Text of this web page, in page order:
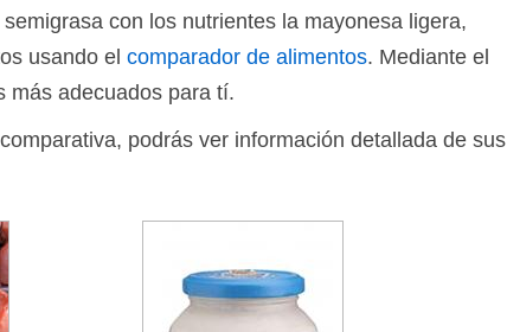
con los nutrientes la mayonesa ligera,
usando el comparador de alimentos. Mediante el
más adecuados para tí.
podrás ver información detallada de sus